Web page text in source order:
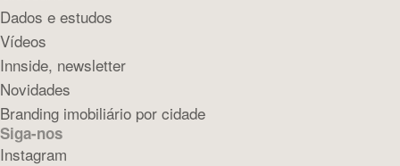
Dados e estudos
Vídeos
Innside, newsletter
Novidades
Branding imobiliário por cidade
Siga-nos
Instagram